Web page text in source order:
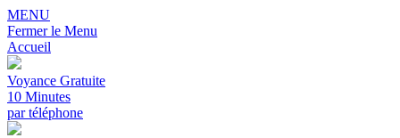
MENU
Fermer le Menu
Accueil
Voyance Gratuite
10 Minutes
par téléphone